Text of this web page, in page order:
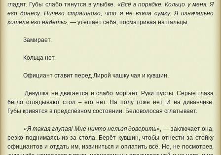
гладят. Губы слабо тянутся в улыбке.
«Всё в порядке. Кольцо у меня. Я
его донесу. Ничего страшного, что я не взяла сумку. Я изначально
хотела его надеть», — утешает себя, посматривая на пальцы.
Замирает.
Кольца нет.
Официант ставит перед Лирой чашку чая и кувшин.
Девушка не двигается и слабо моргает. Руки пусты. Серые глаза
бегло оглядывают стол – его нет. На полу тоже нет. И на диванчике.
Губы кривятся в предслёзном состоянии. Беловолосая сглатывает.
«Я такая глупая! Мне ничто нельзя доверить» , — заключает она,
резко поднимаясь из-за стола. Берёт кувшин, чтобы отнести за стойку
официантов и отдать им, извиниться и оплатить всё. Но, не посмотрев,